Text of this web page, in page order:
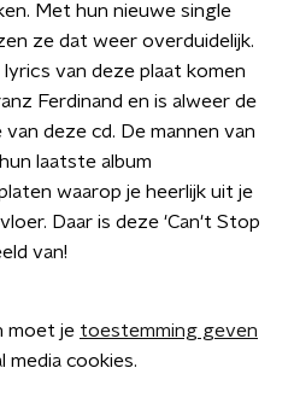
Met hun nieuwe single
ze dat weer overduidelijk.
van deze plaat komen
Ferdinand en is alweer de
deze cd. De mannen van
laatste album
waarop je heerlijk uit je
Daar is deze 'Can't Stop
van!
moet je toestemming geven
media cookies.